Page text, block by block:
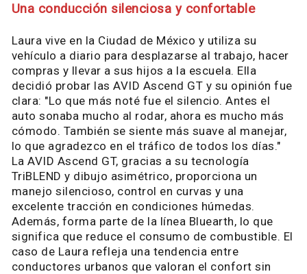
Una conducción silenciosa y confortable
Laura vive en la Ciudad de México y utiliza su
vehículo a diario para desplazarse al trabajo, hacer
compras y llevar a sus hijos a la escuela. Ella
decidió probar las AVID Ascend GT y su opinión fue
clara: "Lo que más noté fue el silencio. Antes el
auto sonaba mucho al rodar, ahora es mucho más
cómodo. También se siente más suave al manejar,
lo que agradezco en el tráfico de todos los días."
La AVID Ascend GT, gracias a su tecnología
TriBLEND y dibujo asimétrico, proporciona un
manejo silencioso, control en curvas y una
excelente tracción en condiciones húmedas.
Además, forma parte de la línea Bluearth, lo que
significa que reduce el consumo de combustible. El
caso de Laura refleja una tendencia entre
conductores urbanos que valoran el confort sin